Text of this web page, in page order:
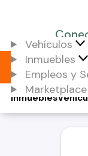
Vehículos
Inmuebles
Empleos y
Inmuebles